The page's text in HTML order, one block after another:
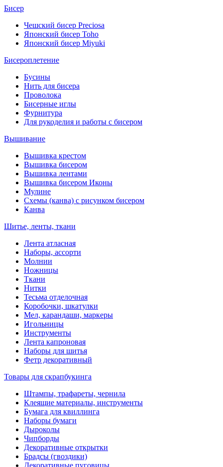
Бисер
Чешский бисер Preciosa
Японский бисер Toho
Японский бисер Miyuki
Бисероплетение
Бусины
Нить для бисера
Проволока
Бисерные иглы
Фурнитура
Для рукоделия и работы с бисером
Вышивание
Вышивка крестом
Вышивка бисером
Вышивка лентами
Вышивка бисером Иконы
Мулине
Схемы (канва) с рисунком бисером
Канва
Шитье, ленты, ткани
Лента атласная
Наборы, ассорти
Молнии
Ножницы
Ткани
Нитки
Тесьма отделочная
Коробочки, шкатулки
Мел, карандаши, маркеры
Игольницы
Инструменты
Лента капроновая
Наборы для шитья
Фетр декоративный
Товары для скрапбукинга
Штампы, трафареты, чернила
Клеящие материалы, инструменты
Бумага для квиллинга
Наборы бумаги
Дыроколы
Чипборды
Декоративные открытки
Брадсы (гвоздики)
Декоративные пуговицы